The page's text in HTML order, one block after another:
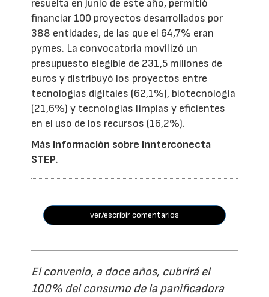
resuelta en junio de este año, permitió
financiar 100 proyectos desarrollados por
388 entidades, de las que el 64,7% eran
pymes. La convocatoria movilizó un
presupuesto elegible de 231,5 millones de
euros y distribuyó los proyectos entre
tecnologías digitales (62,1%), biotecnología
(21,6%) y tecnologías limpias y eficientes
en el uso de los recursos (16,2%).
Más información sobre Innterconecta
STEP.
ver/escribir comentarios
El convenio, a doce años, cubrirá el
100% del consumo de la panificadora